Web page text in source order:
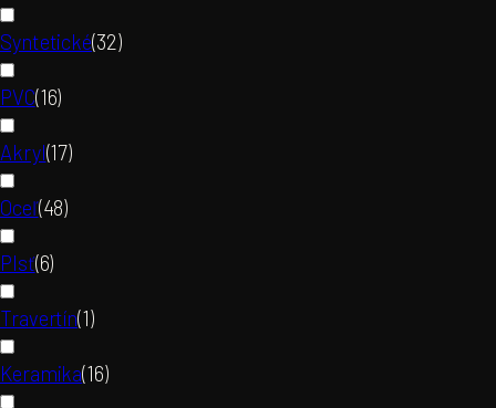
Syntetické(32)
PVC(16)
Akryl(17)
Oceľ(48)
Plsť(6)
Travertín(1)
Keramika(16)